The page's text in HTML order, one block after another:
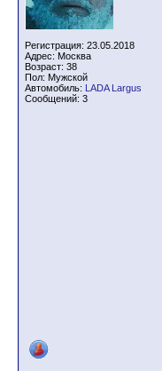
Регистрация: 23.05.2018
Адрес: Москва
Возраст: 38
Пол: Мужской
Автомобиль: LADA Largus
Сообщений: 3